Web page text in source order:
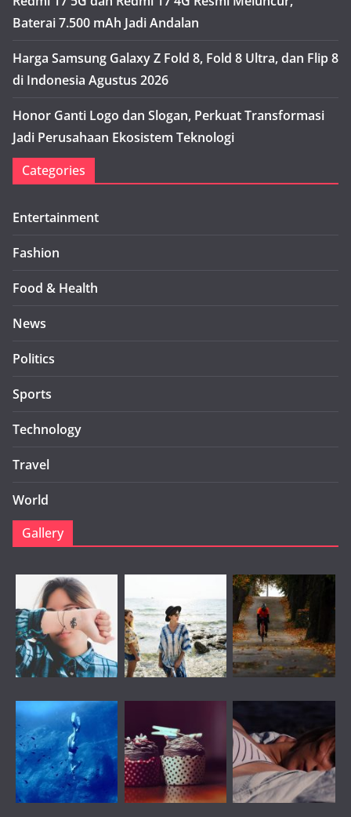
Baterai 7.500 mAh Jadi Andalan
Harga Samsung Galaxy Z Fold 8, Fold 8 Ultra, dan Flip 8
di Indonesia Agustus 2026
Honor Ganti Logo dan Slogan, Perkuat Transformasi
Jadi Perusahaan Ekosistem Teknologi
Categories
Entertainment
Fashion
Food & Health
News
Politics
Sports
Technology
Travel
World
Gallery